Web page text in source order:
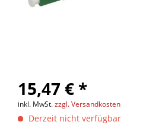
15,47 € *
inkl. MwSt.zzgl. Versandkosten
Derzeit nicht verfügbar